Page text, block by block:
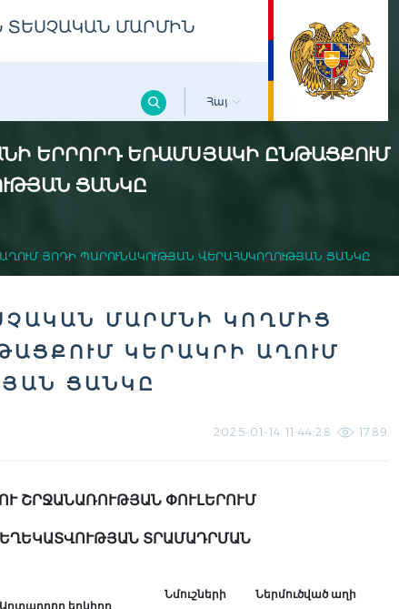
ՏԵՍՉԱԿԱՆ ՄԱՐՄԻՆ
Հայ
ԵՐՐՈՐԴ ԵՌԱՄՍՅԱԿԻ ԸՆԹԱՑՔՈՒՄ
ՑԱՆԿԸ
ՅՈԴԻ ՊԱՐՈՒՆԱԿՈՒԹՅԱՆ ՎԵՐԱՀՍԿՈՂՈՒԹՅԱՆ ՑԱՆԿԸ
ՄԱՐՄՆԻ ԿՈՂՄԻՑ
ԿԵՐԱԿՐԻ ԱՂՈՒՄ
ՑԱՆԿԸ
2025-01-14 11:44:28 1789
ՇՐՋԱՆԱՌՈՒԹՅԱՆ ՓՈՒԼԵՐՈՒՄ
ՏՐԱՄԱԴՐՄԱՆ
Արտադրող երկիրը
Նմուշների
Ներմուծված աղի